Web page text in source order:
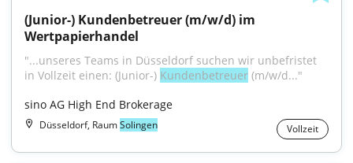
(Junior-) Kundenbetreuer (m/w/d) im
Wertpapierhandel
"...unseres Teams in Düsseldorf suchen wir unbefristet
in Vollzeit einen: (Junior-) Kundenbetreuer (m/w/d..."
sino AG High End Brokerage
Düsseldorf, RaumSolingen Vollzeit